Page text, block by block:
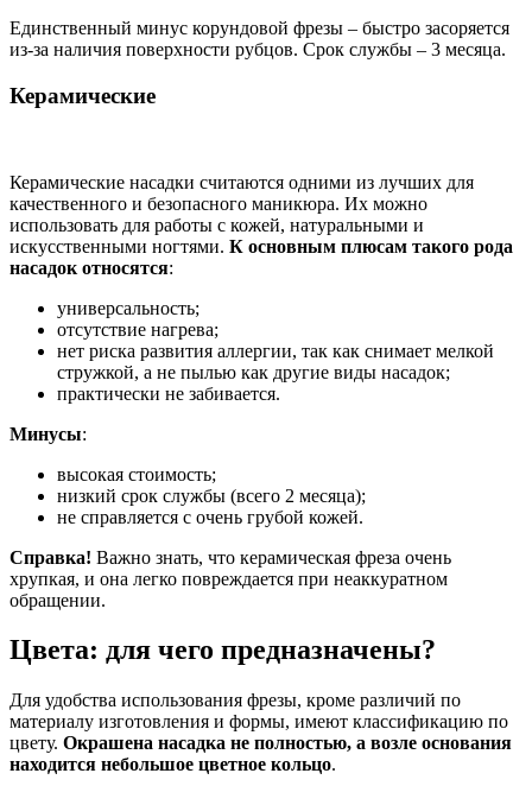
Единственный минус корундовой фрезы – быстро засоряется
из-за наличия поверхности рубцов. Срок службы – 3 месяца.
Керамические
Керамические насадки считаются одними из лучших для
качественного и безопасного маникюра. Их можно
использовать для работы с кожей, натуральными и
искусственными ногтями. К основным плюсам такого рода
насадок относятся:
универсальность;
отсутствие нагрева;
нет риска развития аллергии, так как снимает мелкой
стружкой, а не пылью как другие виды насадок;
практически не забивается.
Минусы:
высокая стоимость;
низкий срок службы (всего 2 месяца);
не справляется с очень грубой кожей.
Справка! Важно знать, что керамическая фреза очень
хрупкая, и она легко повреждается при неаккуратном
обращении.
Цвета: для чего предназначены?
Для удобства использования фрезы, кроме различий по
материалу изготовления и формы, имеют классификацию по
цвету. Окрашена насадка не полностью, а возле основания
находится небольшое цветное кольцо.